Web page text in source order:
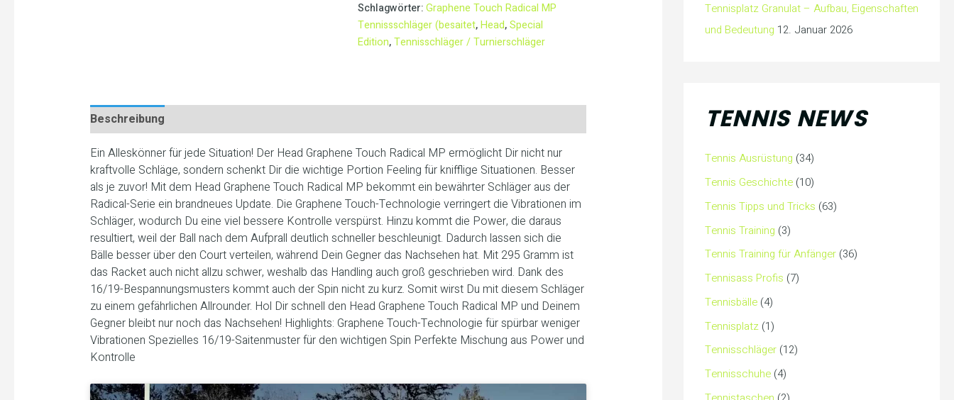
Schlagwörter:Graphene Touch Radical MP
Tennissschläger (besaitet,Head,Special
Edition,Tennisschläger / Turnierschläger
Beschreibung
Ein Alleskönner für jede Situation! Der Head Graphene Touch Radical MP ermöglicht Dir nicht nur
kraftvolle Schläge, sondern schenkt Dir die wichtige Portion Feeling für knifflige Situationen. Besser
als je zuvor! Mit dem Head Graphene Touch Radical MP bekommt ein bewährter Schläger aus der
Radical-Serie ein brandneues Update. Die Graphene Touch-Technologie verringert die Vibrationen im
Schläger, wodurch Du eine viel bessere Kontrolle verspürst. Hinzu kommt die Power, die daraus
resultiert, weil der Ball nach dem Aufprall deutlich schneller beschleunigt. Dadurch lassen sich die
Bälle besser über den Court verteilen, während Dein Gegner das Nachsehen hat. Mit 295 Gramm ist
das Racket auch nicht allzu schwer, weshalb das Handling auch groß geschrieben wird. Dank des
16/19-Bespannungsmusters kommt auch der Spin nicht zu kurz. Somit wirst Du mit diesem Schläger
zu einem gefährlichen Allrounder. Hol Dir schnell den Head Graphene Touch Radical MP und Deinem
Gegner bleibt nur noch das Nachsehen! Highlights: Graphene Touch-Technologie für spürbar weniger
Vibrationen Spezielles 16/19-Saitenmuster für den wichtigen Spin Perfekte Mischung aus Power und
Kontrolle
Tennisplatz Granulat – Aufbau, Eigenschaften
und Bedeutung 12. Januar 2026
TENNIS NEWS
Tennis Ausrüstung (34)
Tennis Geschichte(10)
Tennis Tipps und Tricks (63)
Tennis Training (3)
Tennis Training für Anfänger(36)
Tennisass Profis (7)
Tennisbälle(4)
Tennisplatz(1)
Tennisschläger(12)
Tennisschuhe(4)